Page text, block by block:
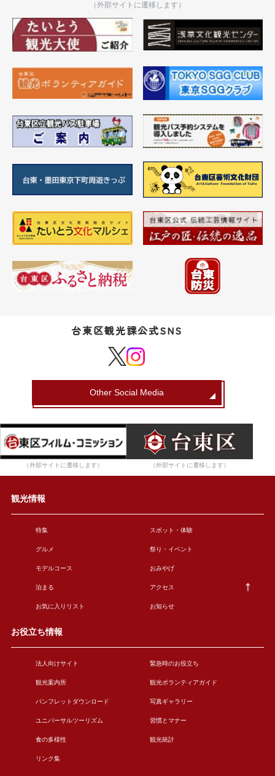
（外部サイトに遷移します）
台東区観光課公式SNS
Other Social Media
（外部サイトに遷移します） （外部サイトに遷移します）
観光情報
特集 スポット・体験
グルメ 祭り・イベント
モデルコース おみやげ
泊まる アクセス
お気に入りリスト お知らせ
お役立ち情報
法人向けサイト 緊急時のお役立ち
観光案内所 観光ボランティアガイド
パンフレットダウンロード 写真ギャラリー
ユニバーサルツーリズム 習慣とマナー
食の多様性 観光統計
リンク集